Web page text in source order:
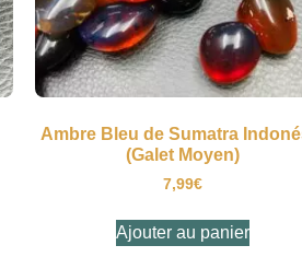
Ambre Bleu de Sumatra
(Galet Moyen)
7,99€
Ajouter au panier